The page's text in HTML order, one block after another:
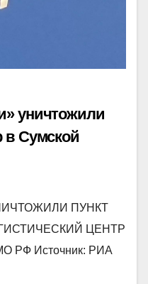
уничтожили
в Сумской
ПУНКТ
ЦЕНТР
РФ Источник: РИА